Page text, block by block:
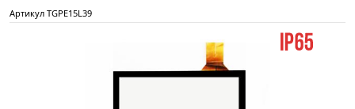
Артикул TGPE15L39